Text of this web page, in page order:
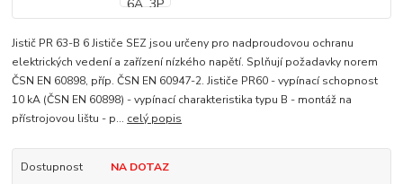
Jistič PR 63-B 6 Jističe SEZ jsou určeny pro nadproudovou ochranu
elektrických vedení a zařízení nízkého napětí. Splňují požadavky norem
ČSN EN 60898, příp. ČSN EN 60947-2. Jističe PR60 - vypínací schopnost
10 kA (ČSN EN 60898) - vypínací charakteristika typu B - montáž na
přístrojovou lištu - p... celý popis
Dostupnost
NA DOTAZ